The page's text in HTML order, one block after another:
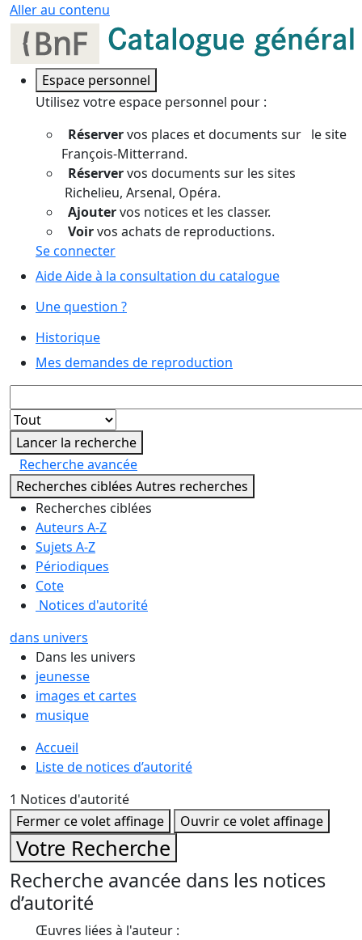
Aller au contenu
Espace personnel
Utilisez votre espace personnel pour :
Réservervos places et documents sur le site
François-Mitterrand.
Réservervos documents sur les sites
Richelieu, Arsenal, Opéra.
Ajoutervos notices et les classer.
Voirvos achats de reproductions.
Se connecter
AideAide à la consultation du catalogue
Une question ?
Historique
Mes demandes de reproduction
Lancer la recherche
Recherche avancée
Recherches ciblées Autres recherches
Recherches ciblées
Auteurs A-Z
Sujets A-Z
Périodiques
Cote
Notices d'autorité
dans univers
Dans les univers
jeunesse
images et cartes
musique
Accueil
Liste de notices d’autorité
1 Notices d'autorité
Fermer ce volet affinage
Ouvrir ce volet affinage
Votre Recherche
Recherche avancée dans les notices
d’autorité
Œuvres liées à l'auteur :
Panneau de gestion des cookies